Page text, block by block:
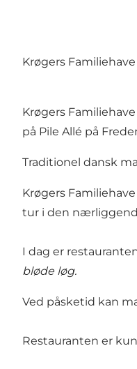
Krøgers
Krøgers
på Pile Allé på
Traditionel dansk
Krøgers
tur i den
I dag er
bløde løg.
Ved påsketid kan
Restauranten er